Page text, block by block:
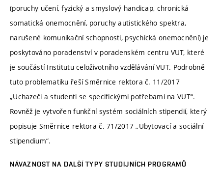
(poruchy učení, fyzický a smyslový handicap, chronická
somatická onemocnění, poruchy autistického spektra,
narušené komunikační schopnosti, psychická onemocnění) je
poskytováno poradenství v poradenském centru VUT, které
je součástí Institutu celoživotního vzdělávání VUT. Podrobně
tuto problematiku řeší Směrnice rektora č. 11/2017
„Uchazeči a studenti se specifickými potřebami na VUT“.
Rovněž je vytvořen funkční systém sociálních stipendií, který
popisuje Směrnice rektora č. 71/2017 „Ubytovací a sociální
stipendium“.
NÁVAZNOST NA DALŠÍ TYPY STUDIJNÍCH PROGRAMŮ